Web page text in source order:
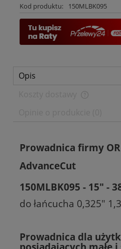
Kod produktu: 150MLBK095
Opis
Prowadnica firmy
AdvanceCut
150MLBK095 - 15" -
do łańcucha 0,325"
Prowadnica dla